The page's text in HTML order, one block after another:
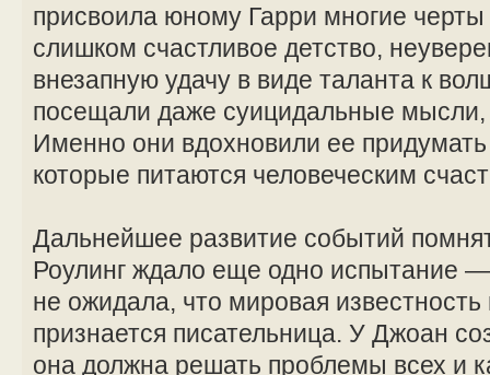
присвоила юному Гарри многие
слишком счастливое детство,
внезапную удачу в виде таланта к
посещали даже суицидальные мысли,
Именно они вдохновили ее
которые питаются человеческим
Дальнейшее развитие событий
Роулинг ждало еще одно испытание
не ожидала, что мировая известность
признается писательница. У Джоан
она должна решать проблемы всех и